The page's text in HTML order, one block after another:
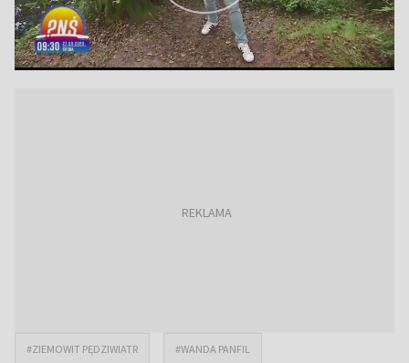
#ZIEMOWIT PĘDZIWIATR #WANDA PANFIL